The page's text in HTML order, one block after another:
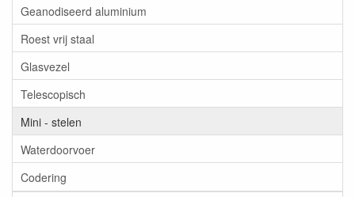
Geanodiseerd aluminium
Roest vrij staal
Glasvezel
Telescopisch
Mini - stelen
Waterdoorvoer
Codering